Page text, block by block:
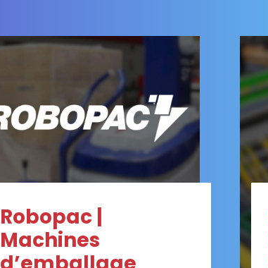
Robopac |
Machines